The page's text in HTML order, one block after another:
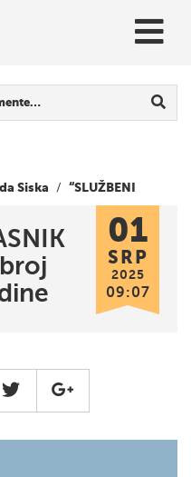
Siska / “SLUŽBENI
2025. godine
broj
01
SRP
2025
09:07